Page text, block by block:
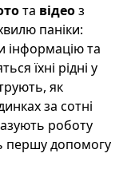
та відеоз
паніки:
інформацію та
їхні рідні у
як
за сотні
роботу
першу допомогу